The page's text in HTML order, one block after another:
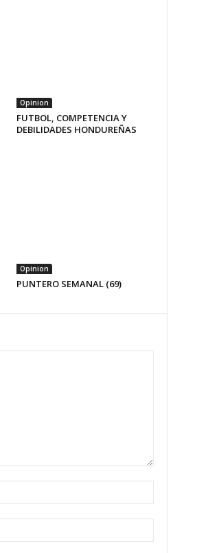
Opinion
FUTBOL, COMPETENCIA Y
DEBILIDADES HONDUREÑAS
Opinion
PUNTERO SEMANAL (69)